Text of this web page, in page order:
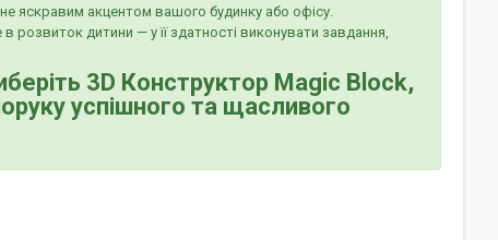
яскравим акцентом вашого будинку або офісу.
дитини — у її здатності виконувати завдання,
3D Конструктор Magic Block,
успішного та щасливого